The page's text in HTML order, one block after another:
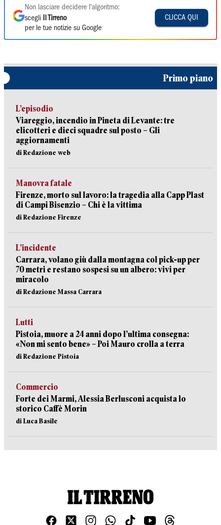
Non lasciare decidere l'algoritmo:
scegli
Il Tirreno
per le tue notizie su Google
CLICCA QUI
Primo piano
L’episodio
Viareggio, incendio in Pineta di Levante: tre
elicotteri e dieci squadre sul posto – Gli
aggiornamenti
di Redazione web
Manovra fatale
Firenze, morto sul lavoro: la tragedia alla Capp Plast
di Campi Bisenzio – Chi è la vittima
di Redazione Firenze
L’incidente
Carrara, volano giù dalla montagna col pick-up per
70 metri e restano sospesi su un albero: vivi per
miracolo
di Redazione Massa Carrara
Lutti
Pistoia, muore a 24 anni dopo l’ultima consegna:
«Non mi sento bene» – Poi Mauro crolla a terra
di Redazione Pistoia
Commercio
Forte dei Marmi, Alessia Berlusconi acquista lo
storico Caffè Morin
di Luca Basile